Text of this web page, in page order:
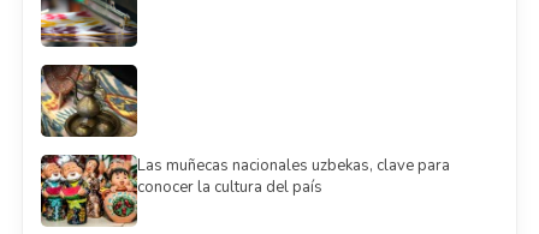
Las muñecas nacionales uzbekas, clave para
conocer la cultura del país